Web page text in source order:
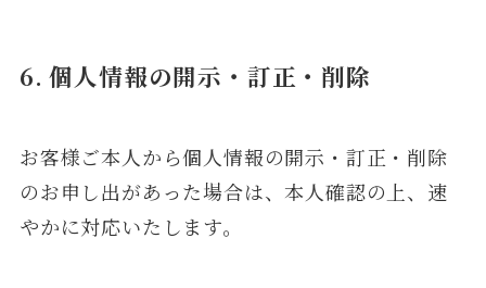
6. 個人情報の開示・訂正・削除
お客様ご本人から個人情報の開示・訂正・削除
のお申し出があった場合は、本人確認の上、速
やかに対応いたします。